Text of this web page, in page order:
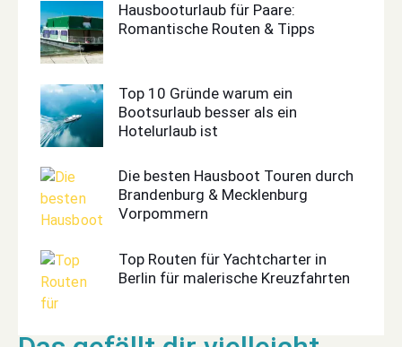
Hausbooturlaub für Paare:
Romantische Routen & Tipps
Top 10 Gründe warum ein
Bootsurlaub besser als ein
Hotelurlaub ist
Die besten Hausboot Touren durch
Brandenburg & Mecklenburg
Vorpommern
Top Routen für Yachtcharter in
Berlin für malerische Kreuzfahrten